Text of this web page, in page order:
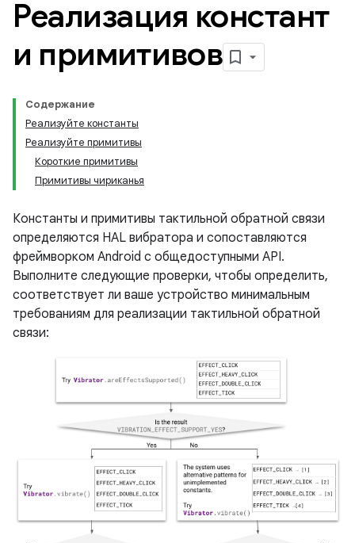
Реализация констант
и примитивов
Содержание
Реализуйте константы
Реализуйте примитивы
Короткие примитивы
Примитивы чириканья
Константы и примитивы тактильной обратной связи
определяются HAL вибратора и сопоставляются
фреймворком Android с общедоступными API.
Выполните следующие проверки, чтобы определить,
соответствует ли ваше устройство минимальным
требованиям для реализации тактильной обратной
связи: